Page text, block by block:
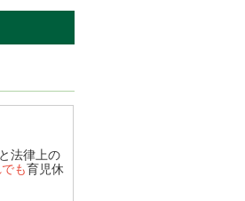
法律上の
も育児休